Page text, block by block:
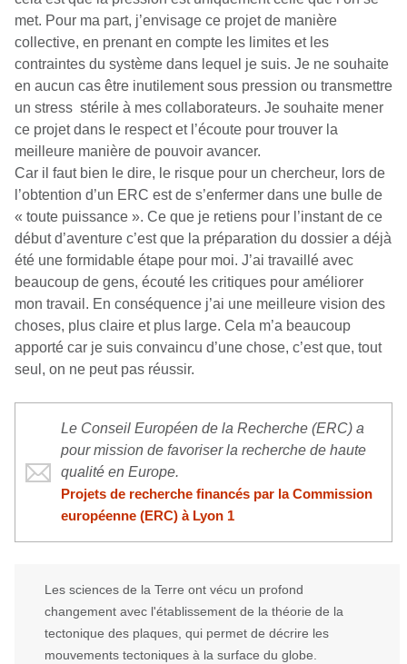
met. Pour ma part, j’envisage ce projet de manière
collective, en prenant en compte les limites et les
contraintes du système dans lequel je suis. Je ne souhaite
en aucun cas être inutilement sous pression ou transmettre
un stress stérile à mes collaborateurs. Je souhaite mener
ce projet dans le respect et l’écoute pour trouver la
meilleure manière de pouvoir avancer.
Car il faut bien le dire, le risque pour un chercheur, lors de
l’obtention d’un ERC est de s’enfermer dans une bulle de
« toute puissance ». Ce que je retiens pour l’instant de ce
début d’aventure c’est que la préparation du dossier a déjà
été une formidable étape pour moi. J’ai travaillé avec
beaucoup de gens, écouté les critiques pour améliorer
mon travail. En conséquence j’ai une meilleure vision des
choses, plus claire et plus large. Cela m’a beaucoup
apporté car je suis convaincu d’une chose, c’est que, tout
seul, on ne peut pas réussir.
Le Conseil Européen de la Recherche (ERC) a
pour mission de favoriser la recherche de haute
qualité en Europe.
Projets de recherche financés par la Commission
européenne (ERC) à Lyon 1
Les sciences de la Terre ont vécu un profond
changement avec l'établissement de la théorie de la
tectonique des plaques, qui permet de décrire les
mouvements tectoniques à la surface du globe.